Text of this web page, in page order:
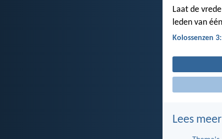
Laat de
leden van
Kolossenzen
Lees meer